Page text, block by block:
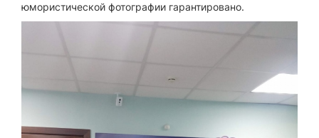
юмористической фотографии гарантировано.